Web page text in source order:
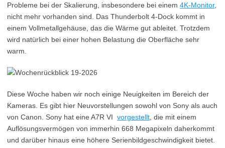
Probleme bei der Skalierung, insbesondere bei einem 4K-Monitor,
nicht mehr vorhanden sind. Das Thunderbolt 4-Dock kommt in
einem Vollmetallgehäuse, das die Wärme gut ableitet. Trotzdem
wird natürlich bei einer hohen Belastung die Oberfläche sehr
warm.
Diese Woche haben wir noch einige Neuigkeiten im Bereich der
Kameras. Es gibt hier Neuvorstellungen sowohl von Sony als auch
von Canon. Sony hat eine A7R VI vorgestellt , die mit einem
Auflösungsvermögen von immerhin 668 Megapixeln daherkommt
und darüber hinaus eine höhere Serienbildgeschwindigkeit bietet.